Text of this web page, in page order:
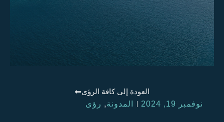
العودة إلى كافة الرؤى
نوفمبر 19, 2024 المدونة, رؤى